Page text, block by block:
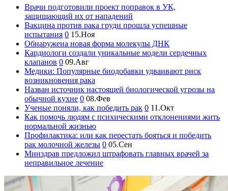
Врачи подготовили проект поправок в УК,
защищающий их от нападений
Вакцина против рака груди прошла успешные
испытания 0 15.Ноя
Обнаружена новая форма молекулы ДНК
Кардиологи создали уникальные модели сердечных
клапанов 0 09.Авг
Медики: Популярные биодобавки удваивают риск
возникновения рака
Назван источник настоящей биологической угрозы на
обычной кухне 0 08.Фев
Ученые поняли, как победить рак 0 11.Окт
Как помочь людям с психическими отклонениями жить
нормальной жизнью
Профилактика: или как перестать бояться и победить
рак молочной железы 0 05.Сен
Минздрав предложил штрафовать главных врачей за
неправильное лечение